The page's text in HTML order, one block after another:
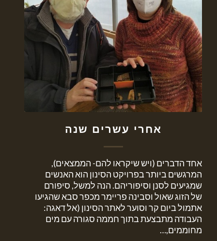
אחרי עשרים שנה
אחד הדברים (ויש שיקראו להם- הממצאים),
המרגשים ביותר בפרויקט הסינון הוא האנשים
שמגיעים לסנן וסיפוריהם. הנה למשל, סיפורם
של הזוג שאול וסבינה פריימר מכפר סבא שהגיעו
אתמול ביום קר וסוער לאתר הסינון (אל דאגה:
העבודה מתבצעת בתוך חממה סגורה עם מים
מחוממים,…